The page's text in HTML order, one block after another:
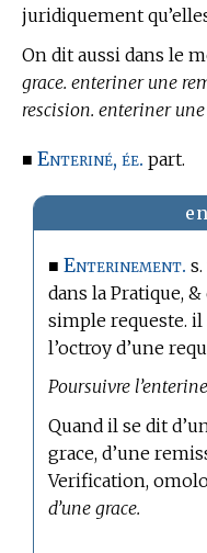
juridiquement
On dit aussi dans le
grace. enteriner une
rescision. enteriner
■ Enteriné, ée. part.
■Enterinement.
dans la Pratique, &
simple requeste. il
l’octroy d’une
Poursuivre
Quand il se dit
grace, d’une
Verification,
d’une grace.